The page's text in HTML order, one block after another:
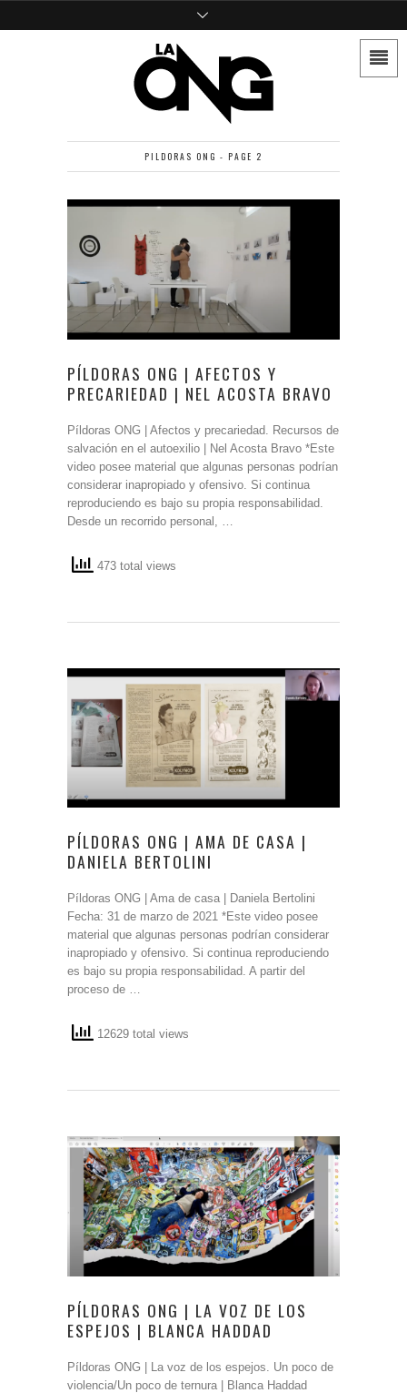
PILDORAS ONG - PAGE 2
PÍLDORAS ONG | AFECTOS Y
PRECARIEDAD | NEL ACOSTA BRAVO
Píldoras ONG | Afectos y precariedad. Recursos de
salvación en el autoexilio | Nel Acosta Bravo *Este
video posee material que algunas personas podrían
considerar inapropiado y ofensivo. Si continua
reproduciendo es bajo su propia responsabilidad.
Desde un recorrido personal, …
473 total views
PÍLDORAS ONG | AMA DE CASA |
DANIELA BERTOLINI
Píldoras ONG | Ama de casa | Daniela Bertolini
Fecha: 31 de marzo de 2021 *Este video posee
material que algunas personas podrían considerar
inapropiado y ofensivo. Si continua reproduciendo
es bajo su propia responsabilidad. A partir del
proceso de …
12629 total views
PÍLDORAS ONG | LA VOZ DE LOS
ESPEJOS | BLANCA HADDAD
Píldoras ONG | La voz de los espejos. Un poco de
violencia/Un poco de ternura | Blanca Haddad